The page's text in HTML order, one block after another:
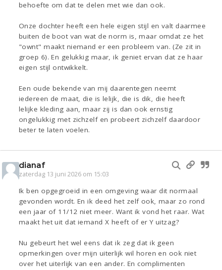
behoefte om dat te delen met wie dan ook.
Onze dochter heeft een hele eigen stijl en valt daarmee
buiten de boot van wat de norm is, maar omdat ze het
"ownt" maakt niemand er een probleem van. (Ze zit in
groep 6). En gelukkig maar, ik geniet ervan dat ze haar
eigen stijl ontwikkelt.
Een oude bekende van mij daarentegen neemt
iedereen de maat, die is lelijk, die is dik, die heeft
lelijke kleding aan, maar zij is dan ook ernstig
ongelukkig met zichzelf en probeert zichzelf daardoor
beter te laten voelen.
dianaf
zaterdag 13 juni 2026 om 15:03
Ik ben opgegroeid in een omgeving waar dit normaal
gevonden wordt. En ik deed het zelf ook, maar zo rond
een jaar of 11/12 niet meer. Want ik vond het raar. Wat
maakt het uit dat iemand X heeft of er Y uitzag?
Nu gebeurt het wel eens dat ik zeg dat ik geen
opmerkingen over mijn uiterlijk wil horen en ook niet
over het uiterlijk van een ander. En complimenten